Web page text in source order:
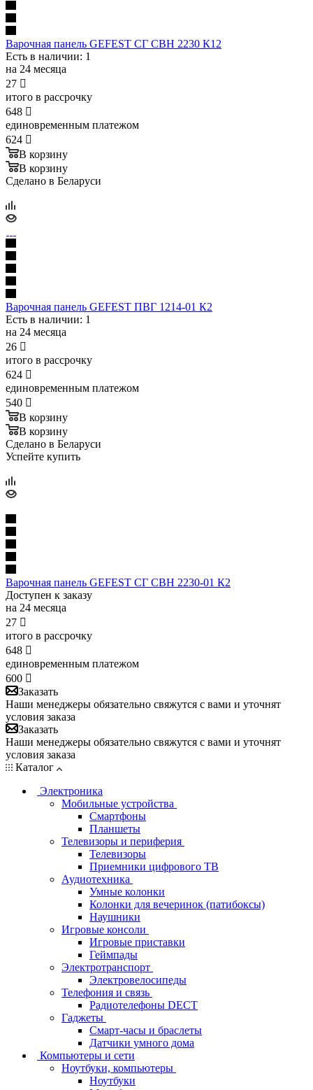
Варочная панель GEFEST СГ СВН 2230 К12
Есть в наличии: 1
на 24 месяца
27 
итого в рассрочку
648 
единовременным платежом
624 
В корзину
В корзину
Сделано в Беларуси
Варочная панель GEFEST ПВГ 1214-01 К2
Есть в наличии: 1
на 24 месяца
26 
итого в рассрочку
624 
единовременным платежом
540 
В корзину
В корзину
Сделано в Беларуси
Успейте купить
Варочная панель GEFEST СГ СВН 2230-01 К2
Доступен к заказу
на 24 месяца
27 
итого в рассрочку
648 
единовременным платежом
600 
Заказать
Наши менеджеры обязательно свяжутся с вами и уточнят
условия заказа
Заказать
Наши менеджеры обязательно свяжутся с вами и уточнят
условия заказа
Каталог
Электроника
Мобильные устройства
Смартфоны
Планшеты
Телевизоры и периферия
Телевизоры
Приемники цифрового ТВ
Аудиотехника
Умные колонки
Колонки для вечеринок (патибоксы)
Наушники
Игровые консоли
Игровые приставки
Геймпады
Электротранспорт
Электровелосипеды
Телефония и связь
Радиотелефоны DECT
Гаджеты
Смарт-часы и браслеты
Датчики умного дома
Компьютеры и сети
Ноутбуки, компьютеры
Ноутбуки